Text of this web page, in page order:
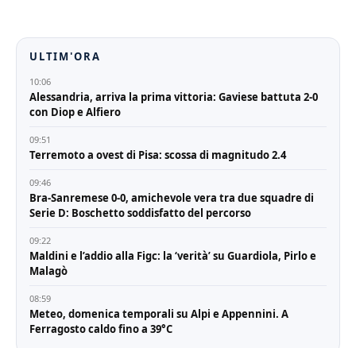
meno l'Oleggio, che
prosegue la sua striscia…
ULTIM'ORA
10:06
Alessandria, arriva la prima vittoria: Gaviese battuta 2-0
con Diop e Alfiero
09:51
Terremoto a ovest di Pisa: scossa di magnitudo 2.4
09:46
Bra-Sanremese 0-0, amichevole vera tra due squadre di
Serie D: Boschetto soddisfatto del percorso
09:22
Maldini e l’addio alla Figc: la ‘verità’ su Guardiola, Pirlo e
Malagò
08:59
Meteo, domenica temporali su Alpi e Appennini. A
Ferragosto caldo fino a 39°C